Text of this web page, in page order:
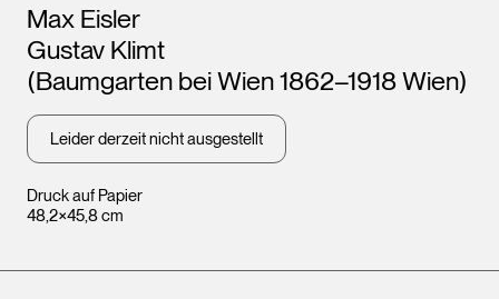
Druck auf Papier
48,2×45,8 cm
Künstler*innen
Max Eisler
Gustav Klimt
(Baumgarten bei Wien 1862–1918 Wien)
Leider derzeit nicht ausgestellt